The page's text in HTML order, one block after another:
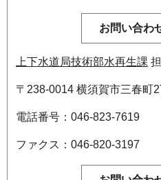
上下水道局技術部水再生課
〒238-0014 横須賀市三春町
電話番号：046-823-7619
ファクス：046-820-3197